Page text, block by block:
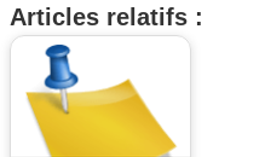
Articles relatifs :